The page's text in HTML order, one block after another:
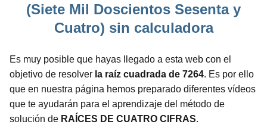
(Siete Mil Doscientos Sesenta y
Cuatro) sin calculadora
Es muy posible que hayas llegado a esta web con el
objetivo de resolver la raíz cuadrada de 7264. Es por ello
que en nuestra página hemos preparado diferentes vídeos
que te ayudarán para el aprendizaje del método de
solución de RAÍCES DE CUATRO CIFRAS.